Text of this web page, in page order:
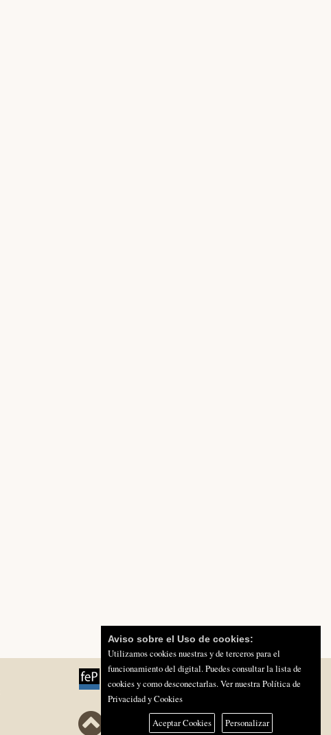
Aviso sobre el Uso de cookies:
Utilizamos cookies nuestras y de terceros para el
funcionamiento del digital. Puedes consultar la lista de
cookies y como desconectarlas.Ver nuestra Política de
Privacidad y Cookies
Aceptar Cookies
Personalizar